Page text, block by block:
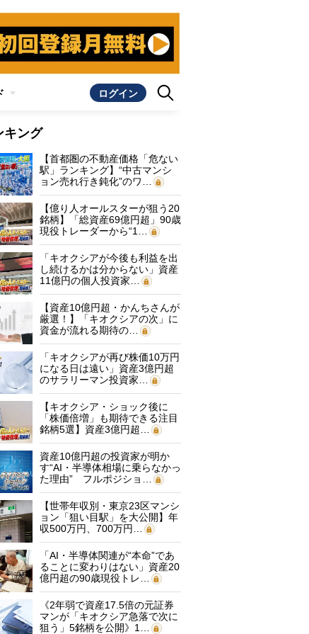
ログイン
キング
【首都圏の不動産価格「危ない
駅」ランキング】“中古マンシ
ョン売れ行き鈍化”のワ…
【億り人オールスターが狙う20
銘柄】「総資産69億円超」90歳
現役トレーダーから“1…
「キオクシアが今後も利益を出
し続けるかは分からない」資産
11億円の個人投資家…
【資産10億円超・かんちさんが
厳選！】「キオクシアの次」に
資金が流れる期待の…
「キオクシアが再び株価10万円
になる日は遠い」資産3億円超
のサラリーマン投資家…
【キオクシア・ショック後に
「株価倍増」も期待できる注目
銘柄5選】資産3億円超…
資産10億円超の投資家が明か
す“AI・半導体相場に乗らなかっ
た理由” フルポジショ…
【世帯年収別・東京23区マンシ
ョン「狙い目駅」を大公開】年
収500万円、700万円…
「AI・半導体関連が“本命”であ
ることに変わりはない」資産20
億円超の90歳現役トレ…
《2年弱で資産17.5倍の元証券
マンが「キオクシア急落で次に
狙う」5銘柄を公開》1…